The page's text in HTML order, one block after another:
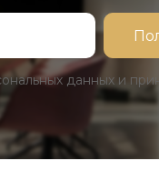
данных и